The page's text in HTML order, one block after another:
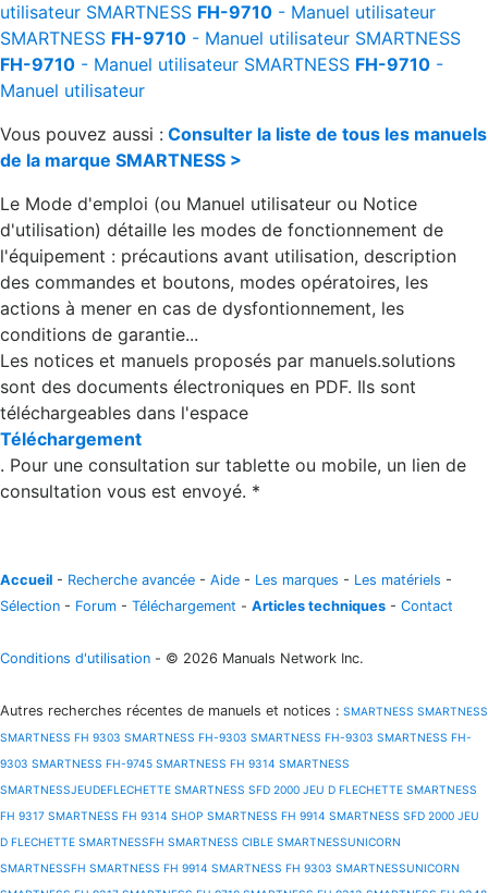
utilisateur SMARTNESS FH-9710 - Manuel utilisateur
SMARTNESS FH-9710 - Manuel utilisateur SMARTNESS
FH-9710 - Manuel utilisateur SMARTNESS FH-9710 -
Manuel utilisateur
Vous pouvez aussi : Consulter la liste de tous les manuels
de la marque SMARTNESS >
Le Mode d'emploi (ou Manuel utilisateur ou Notice
d'utilisation) détaille les modes de fonctionnement de
l'équipement : précautions avant utilisation, description
des commandes et boutons, modes opératoires, les
actions à mener en cas de dysfontionnement, les
conditions de garantie...
Les notices et manuels proposés par manuels.solutions
sont des documents électroniques en PDF. Ils sont
téléchargeables dans l'espace
Téléchargement
. Pour une consultation sur tablette ou mobile, un lien de
consultation vous est envoyé. *
Accueil - Recherche avancée - Aide - Les marques - Les matériels -
Sélection - Forum - Téléchargement - Articles techniques - Contact
Conditions d'utilisation - © 2026 Manuals Network Inc.
Autres recherches récentes de manuels et notices : SMARTNESS SMARTNESS
SMARTNESS FH 9303 SMARTNESS FH-9303 SMARTNESS FH-9303 SMARTNESS FH-
9303 SMARTNESS FH-9745 SMARTNESS FH 9314 SMARTNESS
SMARTNESSJEUDEFLECHETTE SMARTNESS SFD 2000 JEU D FLECHETTE SMARTNESS
FH 9317 SMARTNESS FH 9314 SHOP SMARTNESS FH 9914 SMARTNESS SFD 2000 JEU
D FLECHETTE SMARTNESSFH SMARTNESS CIBLE SMARTNESSUNICORN
SMARTNESSFH SMARTNESS FH 9914 SMARTNESS FH 9303 SMARTNESSUNICORN